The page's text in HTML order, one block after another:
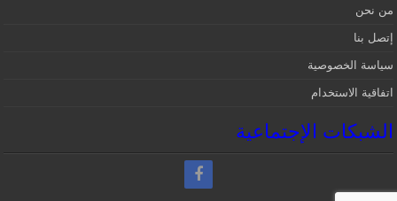
من نحن
إتصل بنا
سياسة الخصوصية
اتفاقية الاستخدام
الشبكات الإجتماعية